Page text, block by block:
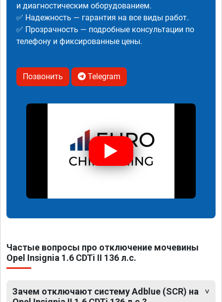
и диагностическим оборудованием.
✅ Надежность — гарантия на все виды работ.
✅ Прозрачность — подробные консультации по
телефону и фиксированные цены.
Позвонить Telegram
Частые вопросы про отключение мочевины
Opel Insignia 1.6 CDTi II 136 л.с.
Зачем отключают систему Adblue (SCR) на